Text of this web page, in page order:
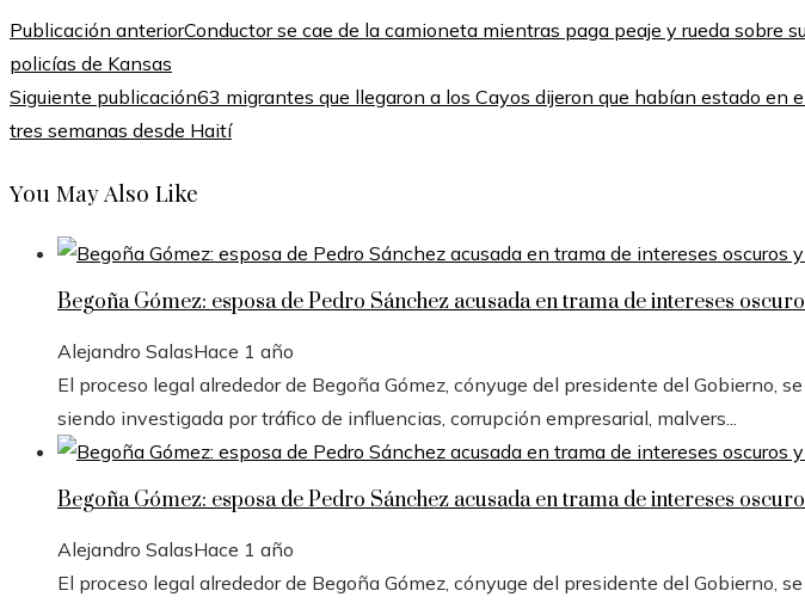
Publicación anteriorConductor se cae de la camioneta mientras paga peaje y rueda sobre
policías de Kansas
Siguiente publicación63 migrantes que llegaron a los Cayos dijeron que habían estado en
tres semanas desde Haití
You May Also Like
Begoña Gómez: esposa de Pedro Sánchez acusada en trama de intereses
Alejandro SalasHace 1 año
El proceso legal alrededor de Begoña Gómez, cónyuge del presidente del Gobierno,
siendo investigada por tráfico de influencias, corrupción empresarial, malvers...
Begoña Gómez: esposa de Pedro Sánchez acusada en trama de intereses
Alejandro SalasHace 1 año
El proceso legal alrededor de Begoña Gómez, cónyuge del presidente del Gobierno,